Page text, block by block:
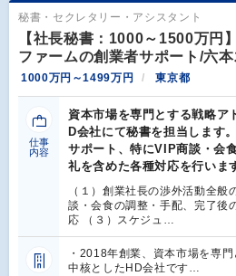
秘書・セクレタリー・アシスタント
【社長秘書：1000～1500万円
ファームの創業者サポート/六
1000万円～1499万円 東京都
仕事
内容
資本市場を専門とする戦略ア
D会社にて秘書を担当します
サポート、特にVIP商談・会
礼を含めた各種対応を行いま
（１）創業社長の渉外活動全
談・会食の調整・手配、完了後
応 （３）スケジュ…
・2018年創業、資本市場を専
中核としたHD会社です…